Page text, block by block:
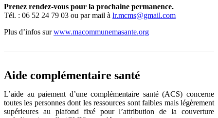
Prenez rendez-vous pour la prochaine permanence.
Tél. : 06 52 24 79 03 ou par mail à lr.mcms@gmail.com
Plus d’infos surwww.macommunemasante.org
Aide complémentaire santé
L’aide au paiement d’une complémentaire santé (ACS) concerne
toutes les personnes dont les ressources sont faibles mais légèrement
supérieures au plafond fixé pour l’attribution de la couverture